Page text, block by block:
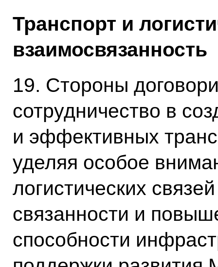
Транспорт и
взаимосвязанность
19. Стороны
сотрудничество в
и эффективных
уделяя особое
логистических
связанности и
способности